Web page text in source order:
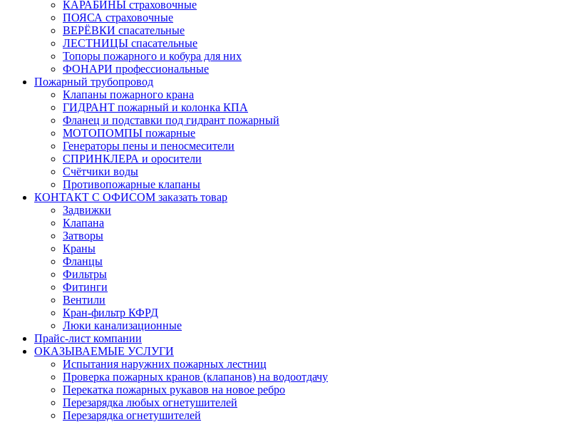
КАРАБИНЫ страховочные
ПОЯСА страховочные
ВЕРЁВКИ спасательные
ЛЕСТНИЦЫ спасательные
Топоры пожарного и кобура для них
ФОНАРИ профессиональные
Пожарный трубопровод
Клапаны пожарного крана
ГИДРАНТ пожарный и колонка КПА
Фланец и подставки под гидрант пожарный
МОТОПОМПЫ пожарные
Генераторы пены и пеносмесители
СПРИНКЛЕРА и оросители
Счётчики воды
Противопожарные клапаны
КОНТАКТ С ОФИСОМ заказать товар
Задвижки
Клапана
Затворы
Краны
Фланцы
Фильтры
Фитинги
Вентили
Кран-фильтр КФРД
Люки канализационные
Прайс-лист компании
ОКАЗЫВАЕМЫЕ УСЛУГИ
Испытания наружних пожарных лестниц
Проверка пожарных кранов (клапанов) на водоотдачу
Перекатка пожарных рукавов на новое ребро
Перезарядка любых огнетушителей
Перезарядка огнетушителей